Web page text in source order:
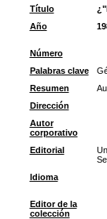
Título
Año
Número
Palabras clave
Resumen
Dirección
Autor
corporativo
Editorial
Idioma
Editor de la
colección